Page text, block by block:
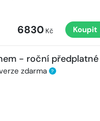
6830Kč Koupit
- roční předplatné
zdarma ?